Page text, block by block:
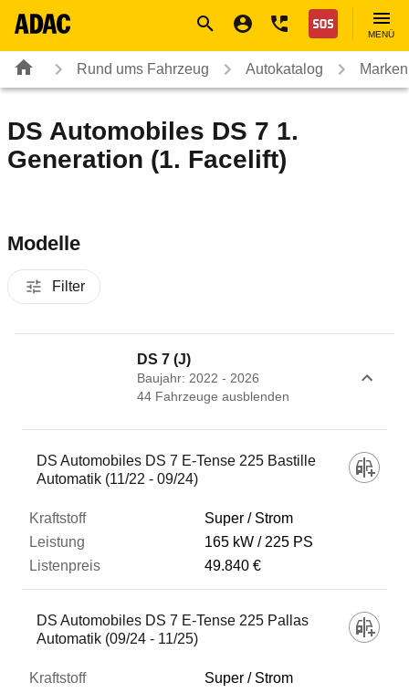
Nothilfe
MENÜ
Rund ums Fahrzeug Autokatalog
DS Automobiles DS 7 1.
Generation (1. Facelift)
Modelle
Filter
DS 7 (J)
Baujahr: 2022 - 2026
44 Fahrzeuge ausblenden
Fahrzeug
Kraftstoff
Leistung
Listenpreis
DS Automobiles DS 7 E-Tense 225 Bastille
Automatik (11/22 - 09/24)
Super / Strom
165 kW
225 PS
49.840 €
DS Automobiles DS 7 E-Tense 225 Pallas
Automatik (09/24 - 11/25)
Super / Strom